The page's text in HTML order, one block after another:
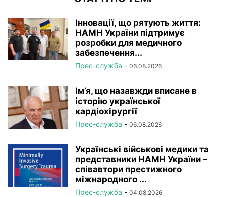
Інновації, що рятують життя:
НАМН України підтримує
розробки для медичного
забезпечення...
Прес-служба - 06.08.2026
Ім’я, що назавжди вписане в
історію української
кардіохірургії
Прес-служба - 06.08.2026
Українські військові медики та
представники НАМН України –
співавтори престижного
міжнародного ...
Прес-служба - 04.08.2026